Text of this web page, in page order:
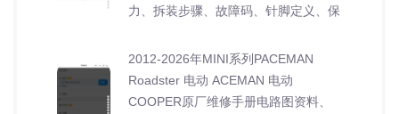
力、拆装步骤、故障码、针脚定义、保
2012-2026年MINI系列PACEMAN
Roadster 电动 ACEMAN 电动
COOPER原厂维修手册电路图资料、